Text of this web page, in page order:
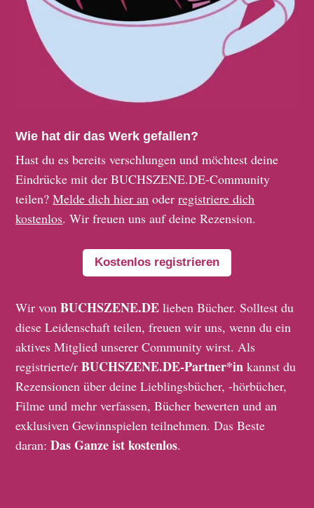
Wie hat dir das Werk gefallen?
Hast du es bereits verschlungen und möchtest deine
Eindrücke mit der BUCHSZENE.DE-Community
teilen?Melde dich hier an oderregistriere dich
kostenlos. Wir freuen uns auf deine Rezension.
Kostenlos registrieren
Wir vonBUCHSZENE.DE lieben Bücher. Solltest du
diese Leidenschaft teilen, freuen wir uns, wenn du ein
aktives Mitglied unserer Community wirst. Als
registrierte/rBUCHSZENE.DE-Partner*in kannst du
Rezensionen über deine Lieblingsbücher, -hörbücher,
Filme und mehr verfassen, Bücher bewerten und an
exklusiven Gewinnspielen teilnehmen. Das Beste
daran:Das Ganze ist kostenlos.